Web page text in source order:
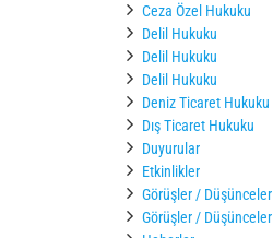
Ceza Özel Hukuku
Delil Hukuku
Delil Hukuku
Delil Hukuku
Deniz Ticaret Hukuku
Dış Ticaret Hukuku
Duyurular
Etkinlikler
Görüşler / Düşünceler
Görüşler / Düşünceler